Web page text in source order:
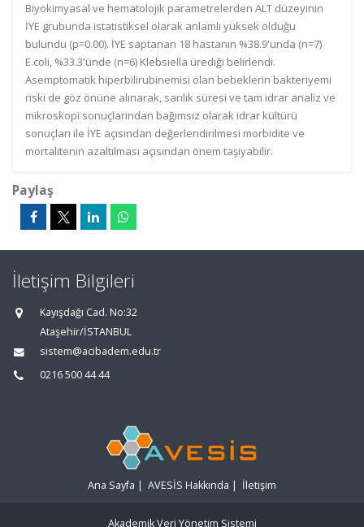
Biyokimyasal ve hematolojik parametrelerden ALT düzeyinin
İYE grubunda istatistiksel olarak anlamlı yüksek olduğu
bulundu (p=0.00). İYE saptanan 18 hastanın %38.9'unda (n=7)
E.coli, %33.3'ünde (n=6) Klebsiella ürediği belirlendi.
Asemptomatik hiperbilirubinemisi olan bebeklerin bakteriyemi
riski de göz önüne alınarak, sarılık süresi ve tam idrar analiz ve
mikroskopi sonuçlarından bağımsız olarak idrar kültürü
sonuçları ile İYE açısından değerlendirilmesi morbidite ve
mortalitenin azaltılması açısından önem taşıyabilir.
Paylaş
İletişim Bilgileri
Kayışdağı Cad. No:32
Ataşehir/İSTANBUL
sistem@acibadem.edu.tr
0216 500 44 44
Ana Sayfa | AVESİS Hakkında | İletişim
Akademik Veri Yönetim Sistemi